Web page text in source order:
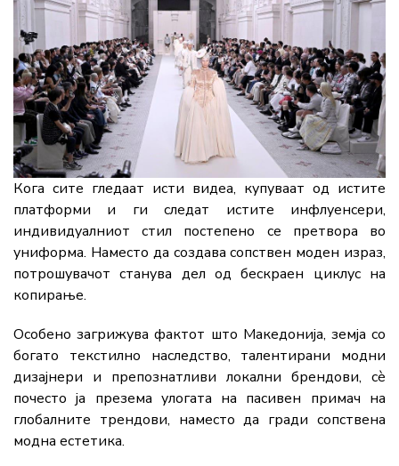
Кога сите гледаат исти видеа, купуваат од истите
платформи и ги следат истите инфлуенсери,
индивидуалниот стил постепено се претвора во
униформа. Наместо да создава сопствен моден израз,
потрошувачот станува дел од бескраен циклус на
копирање.
Особено загрижува фактот што Македонија, земја со
богато текстилно наследство, талентирани модни
дизајнери и препознатливи локални брендови, сè
почесто ја презема улогата на пасивен примач на
глобалните трендови, наместо да гради сопствена
модна естетика.